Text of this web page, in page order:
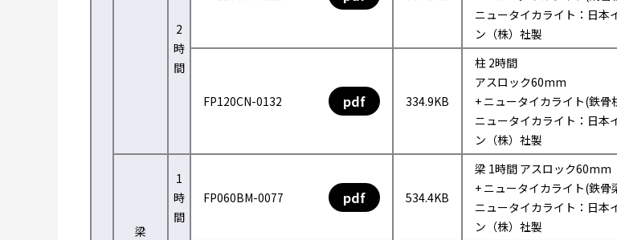
2
時
間
ニュータイカライト：日本
ン（株）社製
FP120CN-0132 pdf 334.9KB
柱 2時間
アスロック60mm
+ ニュータイカライト(鉄
ニュータイカライト：日本
ン（株）社製
梁
1
時
間
FP060BM-0077 pdf 534.4KB
梁 1時間 アスロック60mm
+ ニュータイカライト(鉄
ニュータイカライト：日本
ン（株）社製